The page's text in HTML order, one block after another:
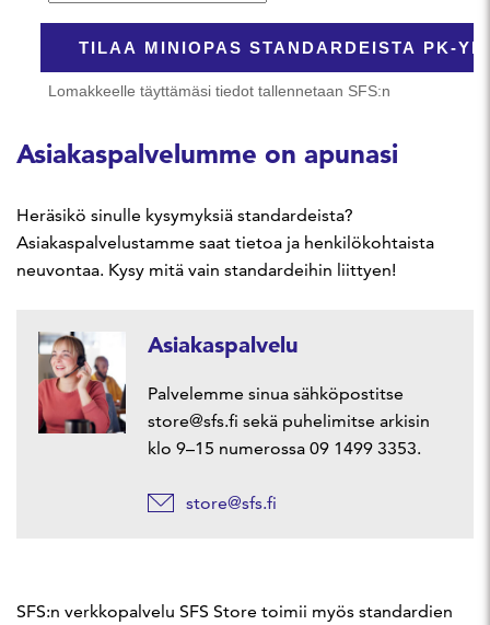
Asiakaspalvelumme on apunasi
Heräsikö sinulle kysymyksiä standardeista?
Asiakaspalvelustamme saat tietoa ja henkilökohtaista
neuvontaa. Kysy mitä vain standardeihin liittyen!
Asiakaspalvelu
Palvelemme sinua sähköpostitse
store@sfs.fi sekä puhelimitse arkisin
klo 9–15 numerossa 09 1499 3353.
store@sfs.fi
SFS:n verkkopalvelu SFS Store toimii myös standardien